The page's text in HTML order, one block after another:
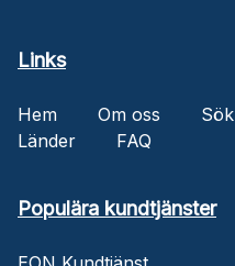
Links
Hem Om oss Sök
Länder
FAQ
Populära kundtjänster